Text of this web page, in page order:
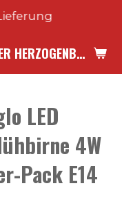
ONLINESHOP NADLINGER HERZOGENBURG
LED
4W
Pack E14